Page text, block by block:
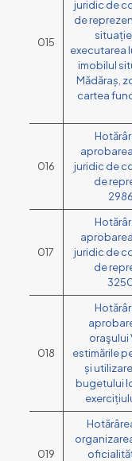
015
juridic de
de
executarea
imobilul
Mădăraș,
cartea
016
juridic de
de
017
juridic de
de
018
oraşului
estimările
și
bugetului
019